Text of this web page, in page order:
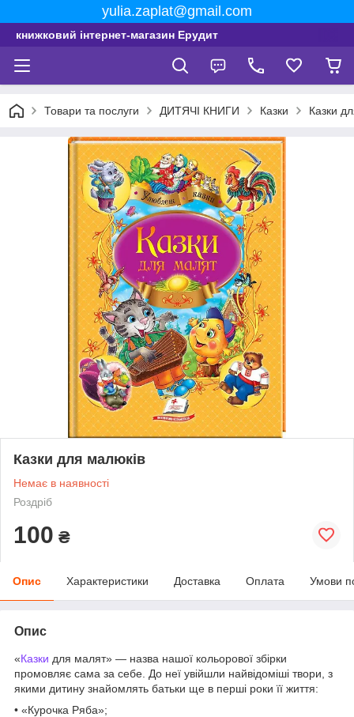
yulia.zaplat@gmail.com
книжковий інтернет-магазин Ерудит
Товари та послуги ДИТЯЧІ КНИГИ Казки Казки
Казки для малюків
Немає в наявності
Роздріб
100 ₴
Опис Характеристики Доставка Оплата Умови
Опис
«Казки для малят» — назва нашої кольорової збірки
промовляє сама за себе. До неї увійшли найвідоміші твори, з
якими дитину знайомлять батьки ще в перші роки її життя:
• «Курочка Ряба»;